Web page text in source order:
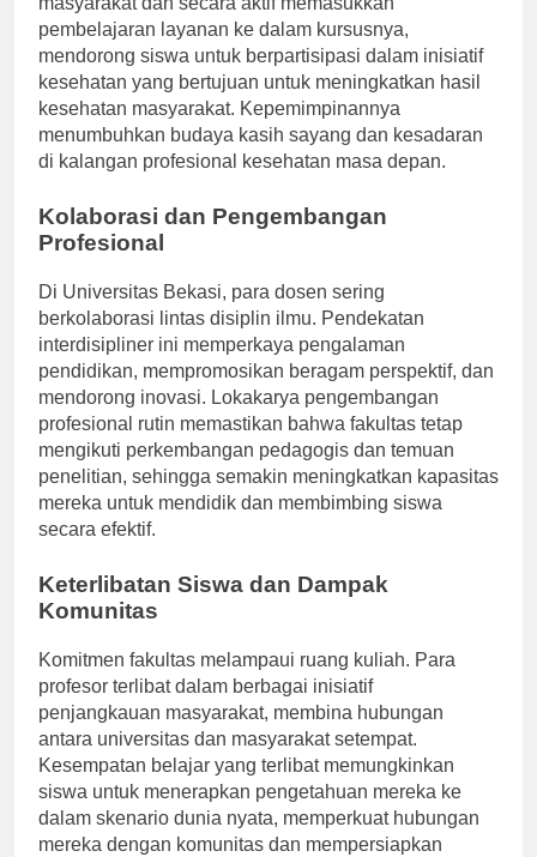
pembelajaran layanan ke dalam kursusnya,
mendorong siswa untuk berpartisipasi dalam inisiatif
kesehatan yang bertujuan untuk meningkatkan hasil
kesehatan masyarakat. Kepemimpinannya
menumbuhkan budaya kasih sayang dan kesadaran
di kalangan profesional kesehatan masa depan.
Kolaborasi dan Pengembangan
Profesional
Di Universitas Bekasi, para dosen sering
berkolaborasi lintas disiplin ilmu. Pendekatan
interdisipliner ini memperkaya pengalaman
pendidikan, mempromosikan beragam perspektif, dan
mendorong inovasi. Lokakarya pengembangan
profesional rutin memastikan bahwa fakultas tetap
mengikuti perkembangan pedagogis dan temuan
penelitian, sehingga semakin meningkatkan kapasitas
mereka untuk mendidik dan membimbing siswa
secara efektif.
Keterlibatan Siswa dan Dampak
Komunitas
Komitmen fakultas melampaui ruang kuliah. Para
profesor terlibat dalam berbagai inisiatif
penjangkauan masyarakat, membina hubungan
antara universitas dan masyarakat setempat.
Kesempatan belajar yang terlibat memungkinkan
siswa untuk menerapkan pengetahuan mereka ke
dalam skenario dunia nyata, memperkuat hubungan
mereka dengan komunitas dan mempersiapkan